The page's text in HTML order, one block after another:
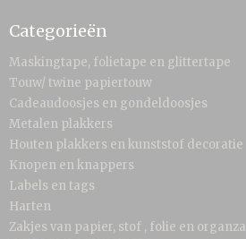
Categorieën
Maskingtape, folietape en glittertape
Touw/ twine papiertouw
Cadeaudoosjes en gondeldoosjes
Metalen plakkers
Houten plakkers en kunststof decoratie
Knopen en knappers
Labels en tags
Harten
Zakjes van papier, stof , folie en organza